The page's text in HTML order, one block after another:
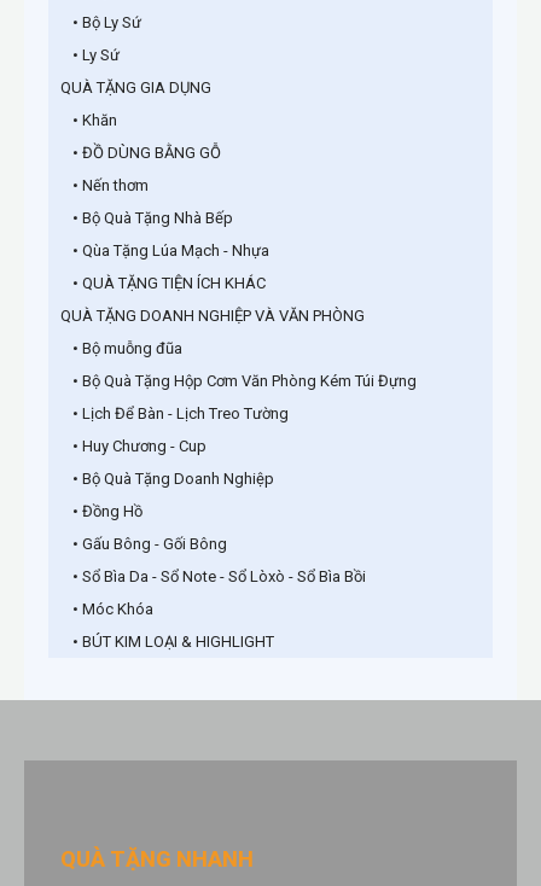
• Bộ Ly Sứ
• Ly Sứ
QUÀ TẶNG GIA DỤNG
• Khăn
• ĐỒ DÙNG BẰNG GỖ
• Nến thơm
• Bộ Quà Tặng Nhà Bếp
• Qùa Tặng Lúa Mạch - Nhựa
• QUÀ TẶNG TIỆN ÍCH KHÁC
QUÀ TẶNG DOANH NGHIỆP VÀ VĂN PHÒNG
• Bộ muỗng đũa
• Bộ Quà Tặng Hộp Cơm Văn Phòng Kém Túi Đựng
• Lịch Để Bàn - Lịch Treo Tường
• Huy Chương - Cup
• Bộ Quà Tặng Doanh Nghiệp
• Đồng Hồ
• Gấu Bông - Gối Bông
• Sổ Bìa Da - Sổ Note - Sổ Lòxò - Sổ Bìa Bồi
• Móc Khóa
• BÚT KIM LOẠI & HIGHLIGHT
QUÀ TẶNG NHANH